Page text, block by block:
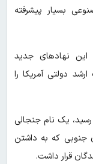
بسیار پیشرفته
این نهادهای جدید
دولتی آمریکا را
یک نام جنجالی
جنوبی که به داشتن
قرار داشت.